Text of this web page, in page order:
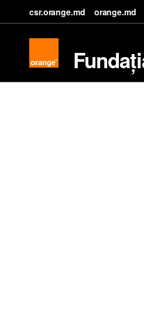
csr.orange.md orange.md